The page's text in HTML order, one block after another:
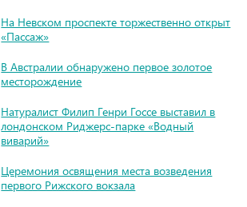
На Невском проспекте торжественно открыт
«Пассаж»
В Австралии обнаружено первое золотое
месторождение
Натуралист Филип Генри Госсе выставил в
лондонском Риджерс-парке «Водный
виварий»
Церемония освящения места возведения
первого Рижского вокзала